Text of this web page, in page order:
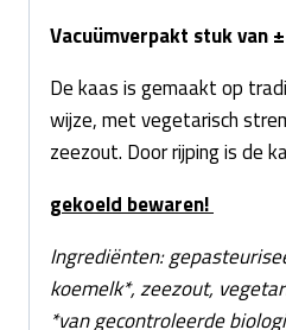
Vacuümverpakt stuk van
De kaas is gemaakt op
wijze, met vegetarisch
zeezout. Door rijping is de
gekoeld bewaren!
Ingrediënten:
koemelk*, zeezout,
*van gecontroleerde